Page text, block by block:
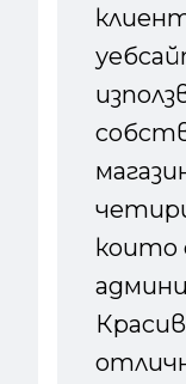
които